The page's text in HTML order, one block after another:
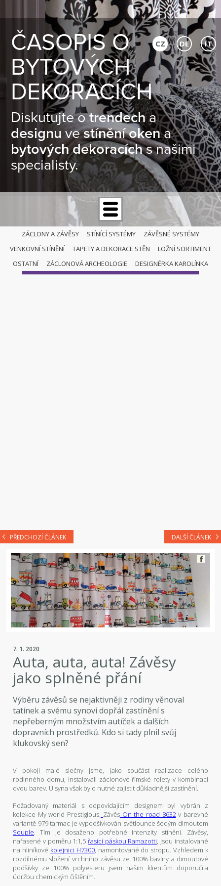
ČASOPIS O
BYTOVÝCH
DEKORACÍCH
Diskutujte otrendecha
designuvestínění okena
bytových dekoracíchs našimi
specialisty.
CZ DE IT
ZÁCLONY A ZÁVĚSY STÍNÍCÍ SYSTÉMY
ZÁVĚSNÉ SYSTÉMY
VENKOVNÍ STÍNĚNÍ
TAPETY A DEKORACE STĚN
LOŽNÍ SORTIMENT
OSTATNÍ
ZÁCLONOVÁ ARCHEOLOGIE DESIGNÉRKA KAROLÍNKA
ZÁCLONY A ZÁVĚSY
PŘEDCHOZÍ ČLÁNEK DALŠÍ ČLÁNEK
7. 1. 2020
Auta, auta, auta! Závěsy
jako splněné přání
Výběru závěsů se nejaktivněji z rodiny věnoval
tatínek a svému synovi dopřál zastínění s
nepřeberným množstvím autíček a dalších
dopravních prostředků. Kdo si tady plnil svůj
klukovský sen?
V pokoji malé slečny jsme, jako součást realizace celého
rodinného domu, instalovali záclonové římské rolety v kombinaci
dvou barev. U syna však bylo nutné zajistit důkladnější zastínění.
Požadovaný materiál s odpovídajícím designem byl vybrán z
kolekce My world Prestigious. ZávěsOn the road 8632v barevné
variantě 979 tarmac je vypodšívkován světlounce šedým dimoutem
Souple. Tím je dosaženo potřebné intenzity stínění. Závěsy,
nařasené v poměru 1:1,5 řasící páskou Ramazotti, jsou instalované
na hliníkové kolejnici H7300, namontované do stropu. Vzhledem k
rozdílnému složení vrchního závěsu ze 100% bavlny a dimoutové
podšívky ze 100% polyesteru jsem našim klientům doporučila
údržbu chemickým čištěním.